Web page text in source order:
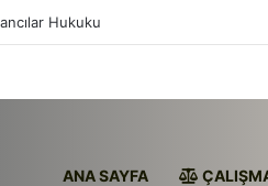
Hukuku
ANA SAYFA